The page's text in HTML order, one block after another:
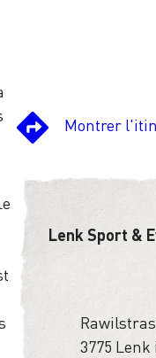
Montrer
Lenk Sport &
3775